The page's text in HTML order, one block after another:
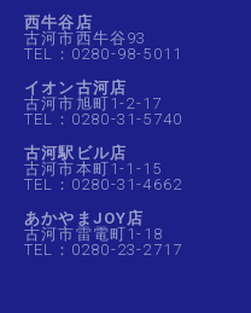
西牛谷店
古河市西牛谷93
TEL：0280-98-5011
イオン古河店
古河市旭町1-2-17
TEL：0280-31-5740
古河駅ビル店
古河市本町1-1-15
TEL：0280-31-4662
あかやまJOY店
古河市雷電町1-18
TEL：0280-23-2717